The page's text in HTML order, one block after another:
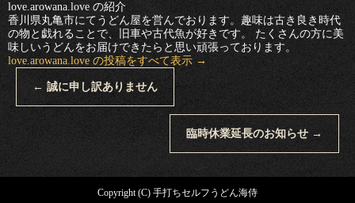
love.arowana.love の紹介
香川県丸亀市にてうどん屋を営んでおります。趣味は古き良き時代
の物と戯れることで、旧車や古代魚が好きです。 たくさんの方に美
味しいうどんをお届けできたらと思い頑張っております。
love.arowana.love の投稿をすべて表示 →
← 誠に申し訳ありません
臨時休業延長のお知らせ →
Copyright (C) 手打ちセルフうどん海侍